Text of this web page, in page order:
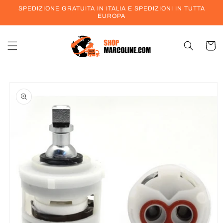
direttamente
SPEDIZIONE GRATUITA IN ITALIA E SPEDIZIONI IN TUTTA
EUROPA
Carrello
informazioni
sul prodotto